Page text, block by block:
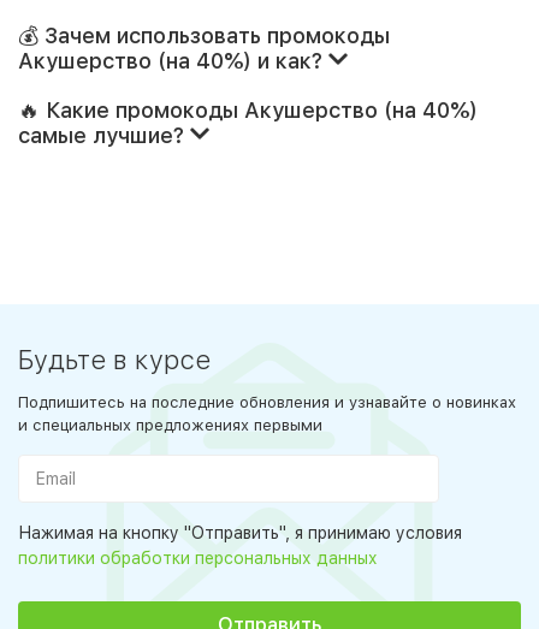
💰 Зачем использовать промокоды
Акушерство (на 40%) и как?
🔥 Какие промокоды Акушерство (на 40%)
самые лучшие?
Будьте в курсе
Подпишитесь на последние обновления и узнавайте о новинках
и специальных предложениях первыми
Нажимая на кнопку "Отправить", я принимаю условия
политики обработки персональных данных